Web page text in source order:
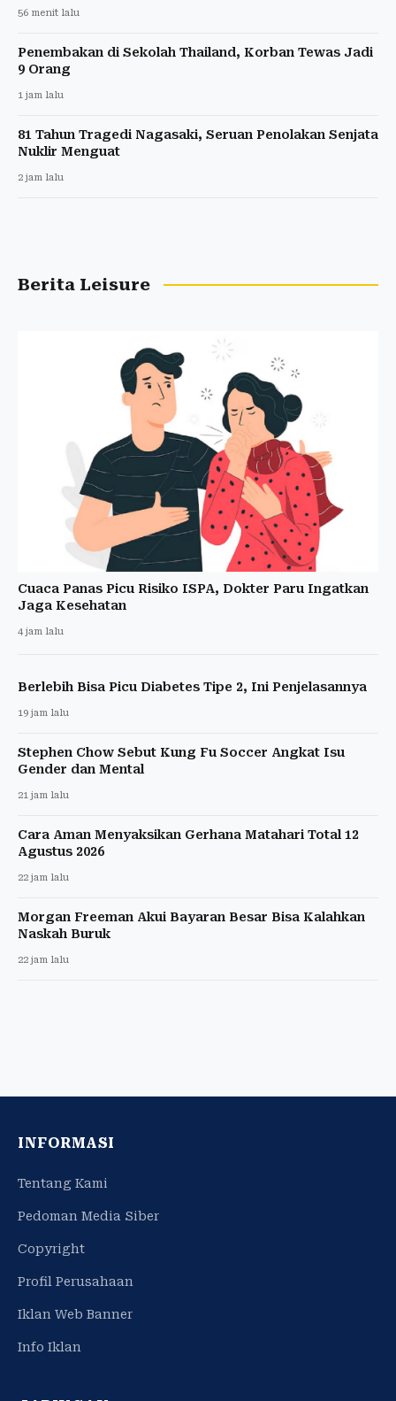
56 menit lalu
Penembakan di Sekolah Thailand, Korban Tewas Jadi
9 Orang
1 jam lalu
81 Tahun Tragedi Nagasaki, Seruan Penolakan Senjata
Nuklir Menguat
2 jam lalu
Berita Leisure
Cuaca Panas Picu Risiko ISPA, Dokter Paru Ingatkan
Jaga Kesehatan
4 jam lalu
Berlebih Bisa Picu Diabetes Tipe 2, Ini Penjelasannya
19 jam lalu
Stephen Chow Sebut Kung Fu Soccer Angkat Isu
Gender dan Mental
21 jam lalu
Cara Aman Menyaksikan Gerhana Matahari Total 12
Agustus 2026
22 jam lalu
Morgan Freeman Akui Bayaran Besar Bisa Kalahkan
Naskah Buruk
22 jam lalu
INFORMASI
Tentang Kami
Pedoman Media Siber
Copyright
Profil Perusahaan
Iklan Web Banner
Info Iklan